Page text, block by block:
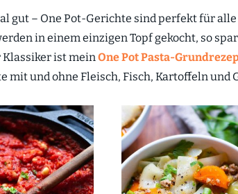
gut – One Pot-Gerichte sind perfekt für
in einem einzigen Topf gekocht, so
Klassiker ist meinOne Pot Pasta-
mit und ohne Fleisch, Fisch, Kartoffeln und